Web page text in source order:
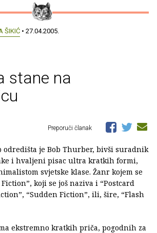
ŠIKIĆ • 27.04.2005.
stane na
Preporuči članak
odredišta je Bob Thurber, bivši suradnik
i hvaljeni pisac ultra kratkih formi,
svjetske klase. Žanr kojem se
koji se još naziva i “Postcard
“Sudden Fiction”, ili, šire, “Flash
ekstremno kratkih priča, pogodnih za